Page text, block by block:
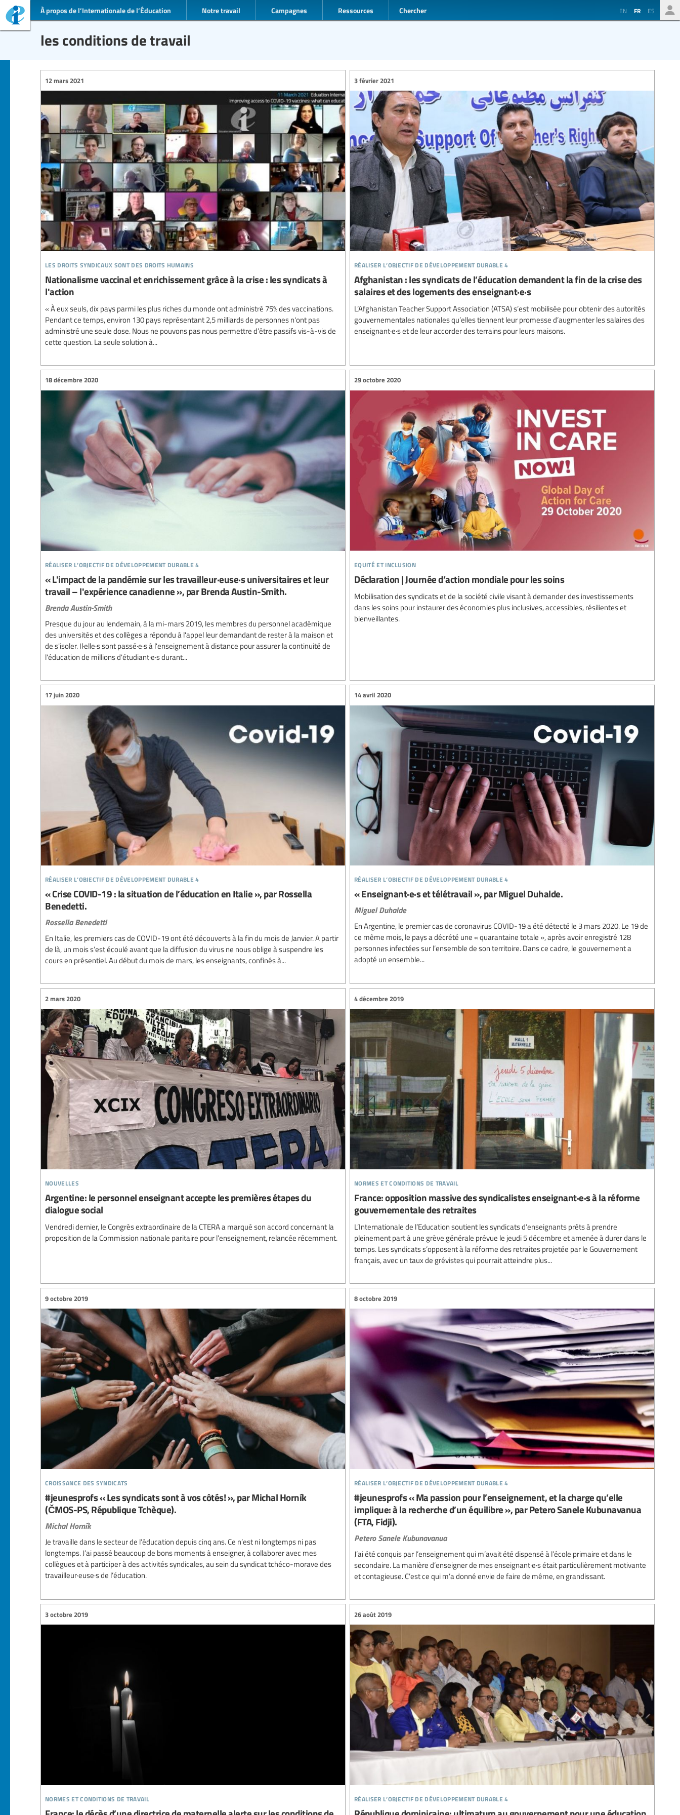
À propos de l’Internationale de l’Éducation Notre travail Campagnes Ressources Chercher EN FR ES
les conditions de travail
les droits syndicaux sont des droits humains
12 mars 2021
Nationalisme vaccinal et enrichissement grâce à la crise : les syndicats à
l'action
« À eux seuls, dix pays parmi les plus riches du monde ont administré 75% des vaccinations.
Pendant ce temps, environ 130 pays représentant 2,5 milliards de personnes n'ont pas
administré une seule dose. Nous ne pouvons pas nous permettre d’être passifs vis-à-vis de
cette question. La seule solution à...
réaliser l’objectif de développement durable 4
3 février 2021
Afghanistan : les syndicats de l’éducation demandent la fin de la crise des
salaires et des logements des enseignant·e·s
L’Afghanistan Teacher Support Association (ATSA) s’est mobilisée pour obtenir des autorités
gouvernementales nationales qu’elles tiennent leur promesse d’augmenter les salaires des
enseignant·e·s et de leur accorder des terrains pour leurs maisons.
réaliser l’objectif de développement durable 4
18 décembre 2020
« L'impact de la pandémie sur les travailleur·euse·s universitaires et leur
travail – l'expérience canadienne », par Brenda Austin-Smith.
Brenda Austin-Smith
Presque du jour au lendemain, à la mi-mars 2019, les membres du personnel académique
des universités et des collèges a répondu à l'appel leur demandant de rester à la maison et
de s'isoler. Il·elle·s sont passé·e·s à l'enseignement à distance pour assurer la continuité de
l'éducation de millions d'étudiant·e·s durant...
equité et inclusion
29 octobre 2020
Déclaration | Journée d’action mondiale pour les soins
Mobilisation des syndicats et de la société civile visant à demander des investissements
dans les soins pour instaurer des économies plus inclusives, accessibles, résilientes et
bienveillantes.
réaliser l’objectif de développement durable 4
17 juin 2020
« Crise COVID-19 : la situation de l’éducation en Italie », par Rossella
Benedetti.
Rossella Benedetti
En Italie, les premiers cas de COVID-19 ont été découverts à la fin du mois de Janvier. A partir
de là, un mois s’est écoulé avant que la diffusion du virus ne nous oblige à suspendre les
cours en présentiel. Au début du mois de mars, les enseignants, confinés à...
réaliser l’objectif de développement durable 4
14 avril 2020
« Enseignant·e·s et télétravail », par Miguel Duhalde.
Miguel Duhalde
En Argentine, le premier cas de coronavirus COVID-19 a été détecté le 3 mars 2020. Le 19 de
ce même mois, le pays a décrété une « quarantaine totale », après avoir enregistré 128
personnes infectées sur l’ensemble de son territoire. Dans ce cadre, le gouvernement a
adopté un ensemble...
nouvelles
2 mars 2020
Argentine: le personnel enseignant accepte les premières étapes du
dialogue social
Vendredi dernier, le Congrès extraordinaire de la CTERA a marqué son accord concernant la
proposition de la Commission nationale paritaire pour l’enseignement, relancée récemment.
normes et conditions de travail
4 décembre 2019
France: opposition massive des syndicalistes enseignant·e·s à la réforme
gouvernementale des retraites
L’Internationale de l’Education soutient les syndicats d’enseignants prêts à prendre
pleinement part à une grève générale prévue le jeudi 5 décembre et amenée à durer dans le
temps. Les syndicats s’opposent à la réforme des retraites projetée par le Gouvernement
français, avec un taux de grévistes qui pourrait atteindre plus...
croissance des syndicats
9 octobre 2019
#jeunesprofs « Les syndicats sont à vos côtés! », par Michal Horník
(ČMOS-PS, République Tchèque).
Michal Horník
Je travaille dans le secteur de l’éducation depuis cinq ans. Ce n’est ni longtemps ni pas
longtemps. J’ai passé beaucoup de bons moments à enseigner, à collaborer avec mes
collègues et à participer à des activités syndicales, au sein du syndicat tchéco-morave des
travailleur·euse·s de l’éducation.
réaliser l’objectif de développement durable 4
8 octobre 2019
#jeunesprofs « Ma passion pour l’enseignement, et la charge qu’elle
implique: à la recherche d’un équilibre », par Petero Sanele Kubunavanua
(FTA, Fidji).
Petero Sanele Kubunavanua
J’ai été conquis par l’enseignement qui m’avait été dispensé à l’école primaire et dans le
secondaire. La manière d’enseigner de mes enseignant·e·s était particulièrement motivante
et contagieuse. C’est ce qui m’a donné envie de faire de même, en grandissant.
normes et conditions de travail
3 octobre 2019
réaliser l’objectif de développement durable 4
26 août 2019